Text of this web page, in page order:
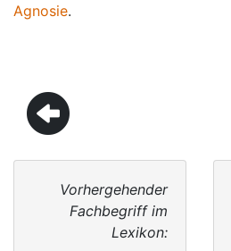
Agnosie.
Vorhergehender
Fachbegriff im
Lexikon: